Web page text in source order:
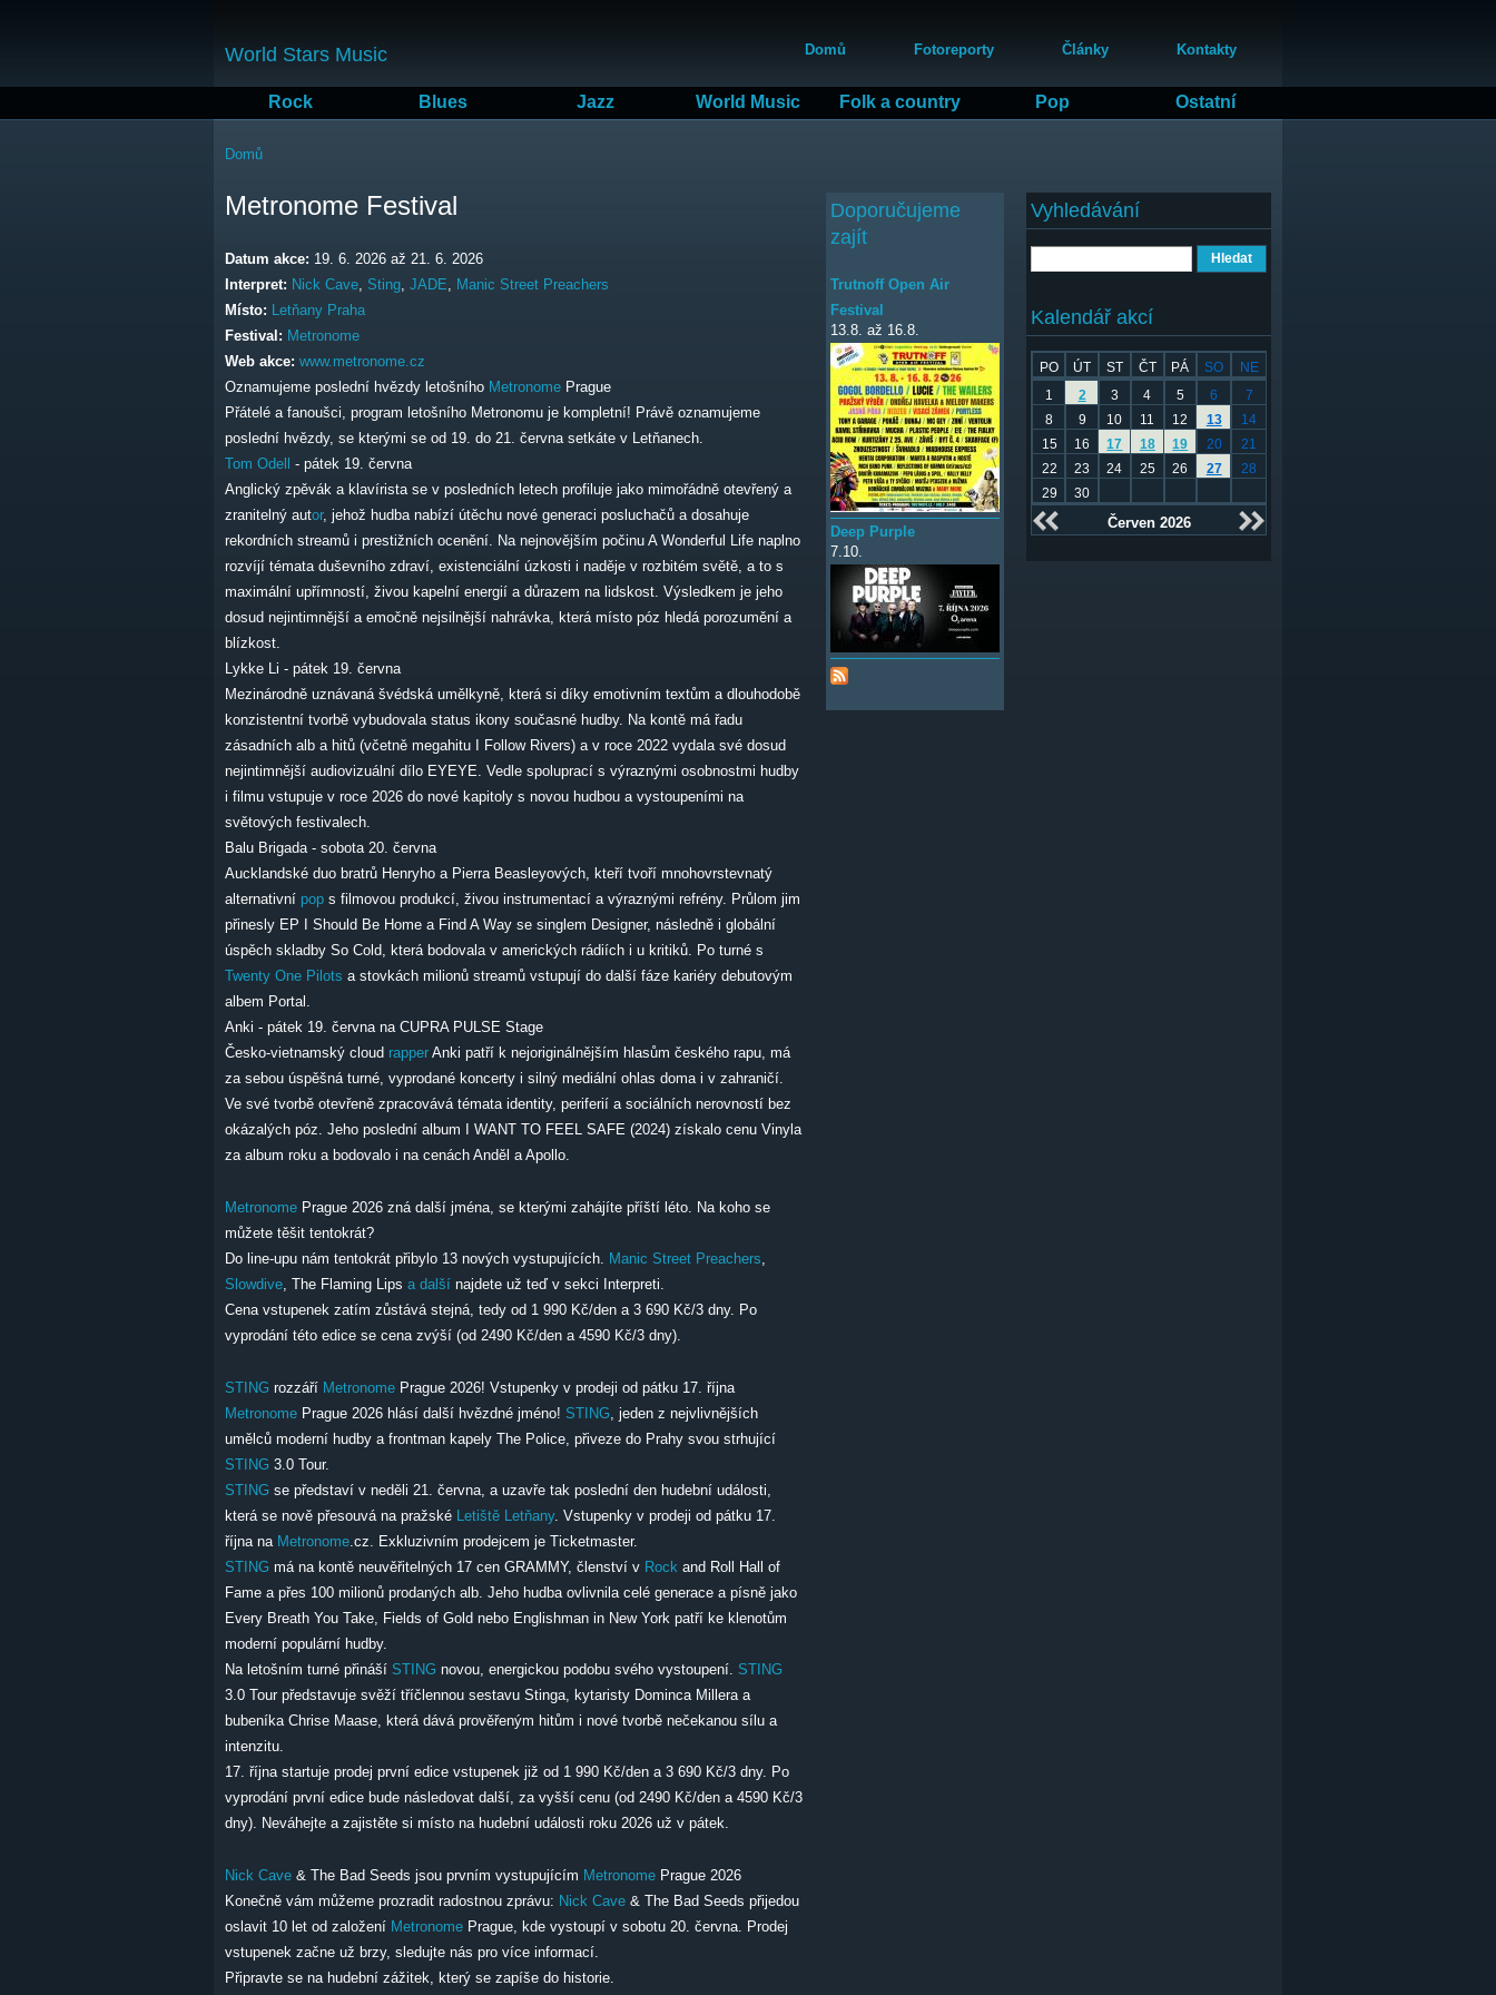
obsahu
World Stars Music Domů Fotoreporty Články Kontakty
Rock Blues Jazz World Music Folk a country Pop Ostatní
Jste zde
Domů
Metronome Festival
Datum akce: 19. 6. 2026 až 21. 6. 2026
Interpret: Nick Cave, Sting, JADE, Manic Street Preachers
Místo: Letňany Praha
Festival: Metronome
Web akce: www.metronome.cz
Oznamujeme poslední hvězdy letošního Metronome Prague
Přátelé a fanoušci, program letošního Metronomu je kompletní! Právě oznamujeme
poslední hvězdy, se kterými se od 19. do 21. června setkáte v Letňanech.
Tom Odell
- pátek 19. června
Anglický zpěvák a klavírista se v posledních letech profiluje jako mimořádně otevřený a
zranitelný autor, jehož hudba nabízí útěchu nové generaci posluchačů a dosahuje
rekordních streamů i prestižních ocenění. Na nejnovějším počinu A Wonderful Life naplno
rozvíjí témata duševního zdraví, existenciální úzkosti i naděje v rozbitém světě, a to s
maximální upřímností, živou kapelní energií a důrazem na lidskost. Výsledkem je jeho
dosud nejintimnější a emočně nejsilnější nahrávka, která místo póz hledá porozumění a
blízkost.
Lykke Li - pátek 19. června
Mezinárodně uznávaná švédská umělkyně, která si díky emotivním textům a dlouhodobě
konzistentní tvorbě vybudovala status ikony současné hudby. Na kontě má řadu
zásadních alb a hitů (včetně megahitu I Follow Rivers) a v roce 2022 vydala své dosud
nejintimnější audiovizuální dílo EYEYE. Vedle spoluprací s výraznými osobnostmi hudby
i filmu vstupuje v roce 2026 do nové kapitoly s novou hudbou a vystoupeními na
světových festivalech.
Balu Brigada - sobota 20. června
Aucklandské duo bratrů Henryho a Pierra Beasleyových, kteří tvoří mnohovrstevnatý
alternativní pop s filmovou produkcí, živou instrumentací a výraznými refrény. Průlom jim
přinesly EP I Should Be Home a Find A Way se singlem Designer, následně i globální
úspěch skladby So Cold, která bodovala v amerických rádiích i u kritiků. Po turné s
Twenty One Pilots a stovkách milionů streamů vstupují do další fáze kariéry debutovým
albem Portal.
Anki - pátek 19. června na CUPRA PULSE Stage
Česko-vietnamský cloud rapper Anki patří k nejoriginálnějším hlasům českého rapu, má
za sebou úspěšná turné, vyprodané koncerty i silný mediální ohlas doma i v zahraničí.
Ve své tvorbě otevřeně zpracovává témata identity, periferií a sociálních nerovností bez
okázalých póz. Jeho poslední album I WANT TO FEEL SAFE (2024) získalo cenu Vinyla
za album roku a bodovalo i na cenách Anděl a Apollo.
Metronome Prague 2026 zná další jména, se kterými zahájíte příští léto. Na koho se
můžete těšit tentokrát?
Do line-upu nám tentokrát přibylo 13 nových vystupujících. Manic Street Preachers,
Slowdive, The Flaming Lips a další najdete už teď v sekci Interpreti.
Cena vstupenek zatím zůstává stejná, tedy od 1 990 Kč/den a 3 690 Kč/3 dny. Po
vyprodání této edice se cena zvýší (od 2490 Kč/den a 4590 Kč/3 dny).
STING rozzáří Metronome Prague 2026! Vstupenky v prodeji od pátku 17. října
Metronome Prague 2026 hlásí další hvězdné jméno! STING, jeden z nejvlivnějších
umělců moderní hudby a frontman kapely The Police, přiveze do Prahy svou strhující
STING 3.0 Tour.
STING se představí v neděli 21. června, a uzavře tak poslední den hudební události,
která se nově přesouvá na pražské Letiště Letňany. Vstupenky v prodeji od pátku 17.
října na Metronome.cz. Exkluzivním prodejcem je Ticketmaster.
STING má na kontě neuvěřitelných 17 cen GRAMMY, členství v Rock and Roll Hall of
Fame a přes 100 milionů prodaných alb. Jeho hudba ovlivnila celé generace a písně jako
Every Breath You Take, Fields of Gold nebo Englishman in New York patří ke klenotům
moderní populární hudby.
Na letošním turné přináší STING novou, energickou podobu svého vystoupení. STING
3.0 Tour představuje svěží tříčlennou sestavu Stinga, kytaristy Dominca Millera a
bubeníka Chrise Maase, která dává prověřeným hitům i nové tvorbě nečekanou sílu a
intenzitu.
17. října startuje prodej první edice vstupenek již od 1 990 Kč/den a 3 690 Kč/3 dny. Po
vyprodání první edice bude následovat další, za vyšší cenu (od 2490 Kč/den a 4590 Kč/3
dny). Neváhejte a zajistěte si místo na hudební události roku 2026 už v pátek.
Nick Cave & The Bad Seeds jsou prvním vystupujícím Metronome Prague 2026
Konečně vám můžeme prozradit radostnou zprávu: Nick Cave & The Bad Seeds přijedou
oslavit 10 let od založení Metronome Prague, kde vystoupí v sobotu 20. června. Prodej
vstupenek začne už brzy, sledujte nás pro více informací.
Připravte se na hudební zážitek, který se zapíše do historie.
Vyhledávání
Kalendář akcí
PO ÚT ST ČT PÁ SO
NE
1
2 3 4 5 6
7
8
9 10 11 12 13
14
15
16 17 18 19 20
21
22
23 24 25 26 27
28
29
30
Červen 2026
Doporučujeme
zajít
Trutnoff Open Air
Festival
13.8. až 16.8.
Deep Purple
7.10.